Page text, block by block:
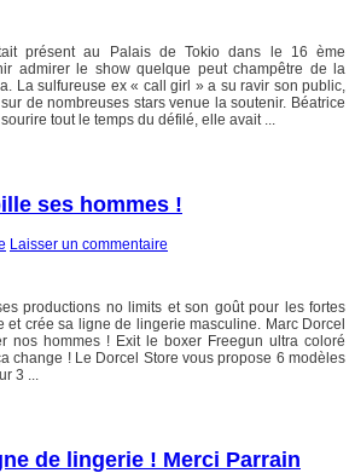
présent au Palais de Tokio dans le 16 ème
admirer le show quelque peut champêtre de la
La sulfureuse ex « call girl » a su ravir son public,
de nombreuses stars venue la soutenir. Béatrice
tout le temps du défilé, elle avait ...
ses hommes !
Laisser un commentaire
productions no limits et son goût pour les fortes
et crée sa ligne de lingerie masculine. Marc Dorcel
nos hommes ! Exit le boxer Freegun ultra coloré
change ! Le Dorcel Store vous propose 6 modèles
3 ...
de lingerie ! Merci Parrain